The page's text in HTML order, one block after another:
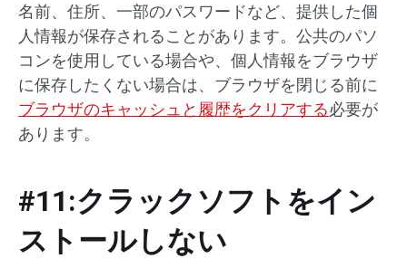
名前、住所、一部のパスワードなど、提供した個
人情報が保存されることがあります。公共のパソ
コンを使用している場合や、個人情報をブラウザ
に保存したくない場合は、ブラウザを閉じる前に
ブラウザのキャッシュと履歴をクリアする必要が
あります。
#11:クラックソフトをイン
ストールしない